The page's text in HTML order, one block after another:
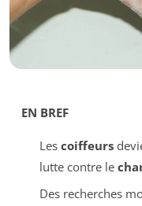
EN BREF
Les coiffeurs
lutte contre le
Des recherches